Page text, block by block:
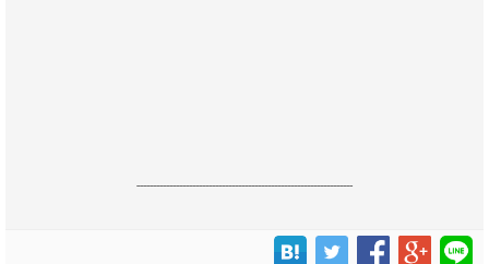
------------------------------------------------------------------